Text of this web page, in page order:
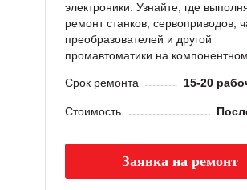
электроники. Узнайте, где
ремонт станков, сервоприводов,
преобразователей и другой
промавтоматики на
Срок ремонта 15-20
Стоимость
Заявка на ремонт